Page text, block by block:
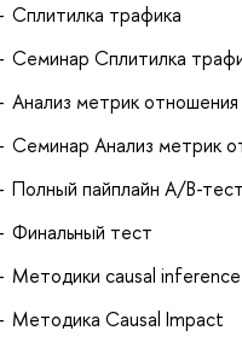
Сплитилка трафика
Семинар Сплитилка
Анализ метрик отношения
Семинар Анализ метрик
Полный пайплайн А/В-
Финальный тест
Методики сausal
Методика Causal Impact